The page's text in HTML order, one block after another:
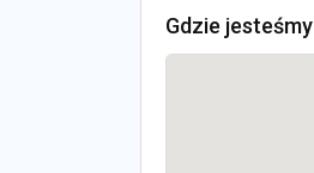
Gdzie jesteśmy